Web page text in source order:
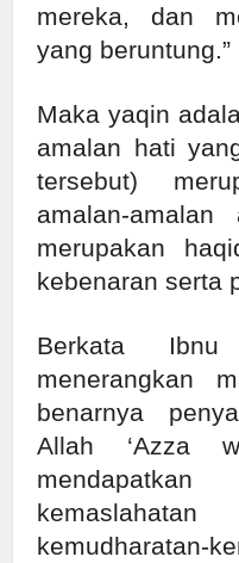
mereka, dan
yang
Maka yaqin
amalan hati
tersebut)
amalan-
merupakan
kebenaran serta
Berkata Ibnu
menerangkan
benarnya
Allah ‘Azza
kemudharatan-